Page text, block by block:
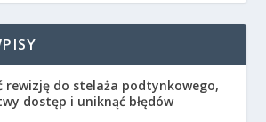
rewizję do stelaża podtynkowego,
dostęp i uniknąć błędów